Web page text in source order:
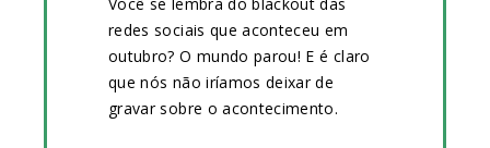
redes sociais que aconteceu em
outubro? O mundo parou! E é claro
que nós não iríamos deixar de
gravar sobre o acontecimento.